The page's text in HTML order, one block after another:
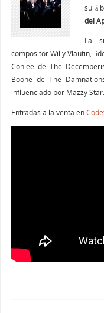
su
del
La
compositor Willy Vlautin,
Conlee de The
Boone de The
influenciado por Mazzy Star.
Entradas a la venta en